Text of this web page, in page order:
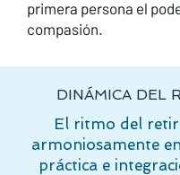
primera persona el
compasión.
DINÁMICA DEL
El ritmo del
armoniosamente
práctica e